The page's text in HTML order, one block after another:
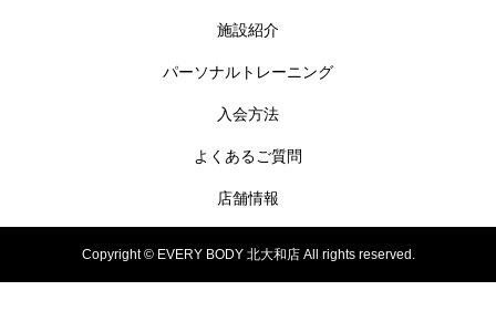
施設紹介
パーソナルトレーニング
入会方法
よくあるご質問
店舗情報
Copyright © EVERY BODY 北大和店 All rights reserved.